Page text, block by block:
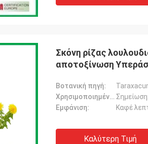
Σκόνη ρίζας
αποτοξίνωση
Βοτανική πηγή:
Χρησιμοποιημένο μέρος: Σημείωση:
Εμφάνιση:
Καφέ
Καλύτερη Τιμή